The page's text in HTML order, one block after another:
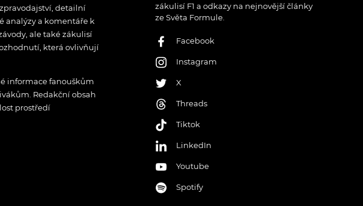
detailní
analýzy a komentáře k
ale také zákulisí
která ovlivňují
informace fanouškům
Redakční obsah
prostředí
zákulisí F1 a odkazy na nejnovější články
ze Světa Formule.
Facebook
Instagram
X
Threads
Tiktok
LinkedIn
Youtube
Spotify